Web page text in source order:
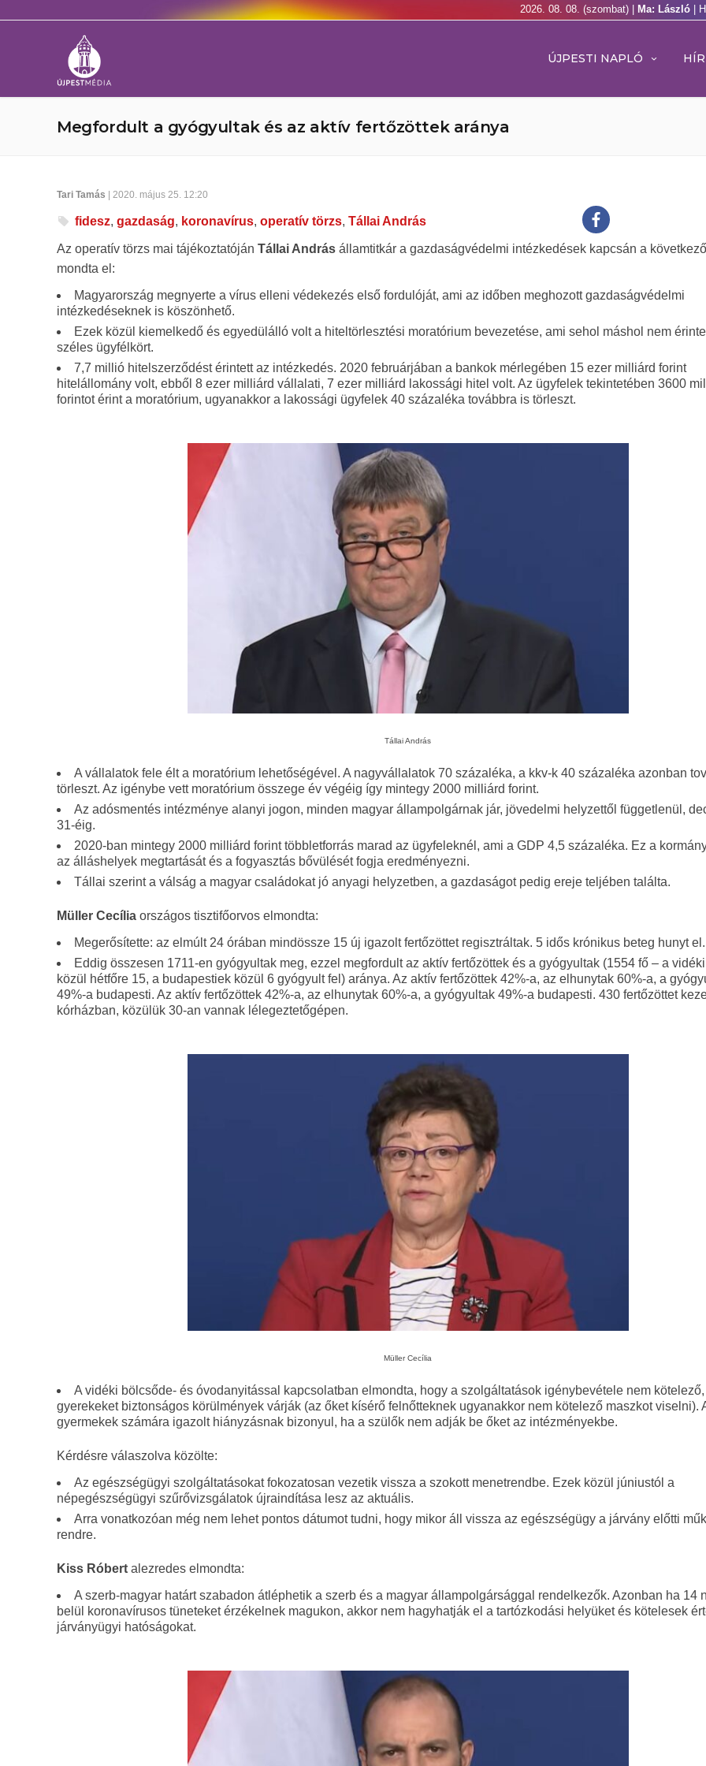
2026. 08. 08. (szombat) | Ma: László |
ÚJPESTI NAPLÓ
Megfordult a gyógyultak és az aktív fertőzöttek aránya
Tari Tamás | 2020. május 25. 12:20
fidesz, gazdaság, koronavírus, operatív törzs, Tállai András
Az operatív törzs mai tájékoztatóján Tállai András államtitkár a gazdaságvédelmi intézkedések kapcsán a
mondta el:
Magyarország megnyerte a vírus elleni védekezés első fordulóját, ami az időben meghozott gazdaságvédelmi
intézkedéseknek is köszönhető.
Ezek közül kiemelkedő és egyedülálló volt a hiteltörlesztési moratórium bevezetése, ami sehol máshol nem
széles ügyfélkört.
7,7 millió hitelszerződést érintett az intézkedés. 2020 februárjában a bankok mérlegében 15 ezer milliárd forint
hitelállomány volt, ebből 8 ezer milliárd vállalati, 7 ezer milliárd lakossági hitel volt. Az ügyfelek tekintetében 3600
forintot érint a moratórium, ugyanakkor a lakossági ügyfelek 40 százaléka továbbra is törleszt.
Tállai András
A vállalatok fele élt a moratórium lehetőségével. A nagyvállalatok 70 százaléka, a kkv-k 40 százaléka azonban
törleszt. Az igénybe vett moratórium összege év végéig így mintegy 2000 milliárd forint.
Az adósmentés intézménye alanyi jogon, minden magyar állampolgárnak jár, jövedelmi helyzettől függetlenül,
31-éig.
2020-ban mintegy 2000 milliárd forint többletforrás marad az ügyfeleknél, ami a GDP 4,5 százaléka. Ez a
az álláshelyek megtartását és a fogyasztás bővülését fogja eredményezni.
Tállai szerint a válság a magyar családokat jó anyagi helyzetben, a gazdaságot pedig ereje teljében találta.
Müller Cecília országos tisztifőorvos elmondta:
Megerősítette: az elmúlt 24 órában mindössze 15 új igazolt fertőzöttet regisztráltak. 5 idős krónikus beteg hunyt el.
Eddig összesen 1711-en gyógyultak meg, ezzel megfordult az aktív fertőzöttek és a gyógyultak (1554 fő – a
közül hétfőre 15, a budapestiek közül 6 gyógyult fel) aránya. Az aktív fertőzöttek 42%-a, az elhunytak 60%-a, a
49%-a budapesti. Az aktív fertőzöttek 42%-a, az elhunytak 60%-a, a gyógyultak 49%-a budapesti. 430 fertőzöttet
kórházban, közülük 30-an vannak lélegeztetőgépen.
Müller Cecília
A vidéki bölcsőde- és óvodanyitással kapcsolatban elmondta, hogy a szolgáltatások igénybevétele nem
gyerekeket biztonságos körülmények várják (az őket kísérő felnőtteknek ugyanakkor nem kötelező maszkot viselni).
gyermekek számára igazolt hiányzásnak bizonyul, ha a szülők nem adják be őket az intézményekbe.
Kérdésre válaszolva közölte:
Az egészségügyi szolgáltatásokat fokozatosan vezetik vissza a szokott menetrendbe. Ezek közül júniustól a
népegészségügyi szűrővizsgálatok újraindítása lesz az aktuális.
Arra vonatkozóan még nem lehet pontos dátumot tudni, hogy mikor áll vissza az egészségügy a járvány előtti
rendre.
Kiss Róbert alezredes elmondta:
A szerb-magyar határt szabadon átléphetik a szerb és a magyar állampolgársággal rendelkezők. Azonban ha 14
belül koronavírusos tüneteket érzékelnek magukon, akkor nem hagyhatják el a tartózkodási helyüket és kötelesek
járványügyi hatóságokat.